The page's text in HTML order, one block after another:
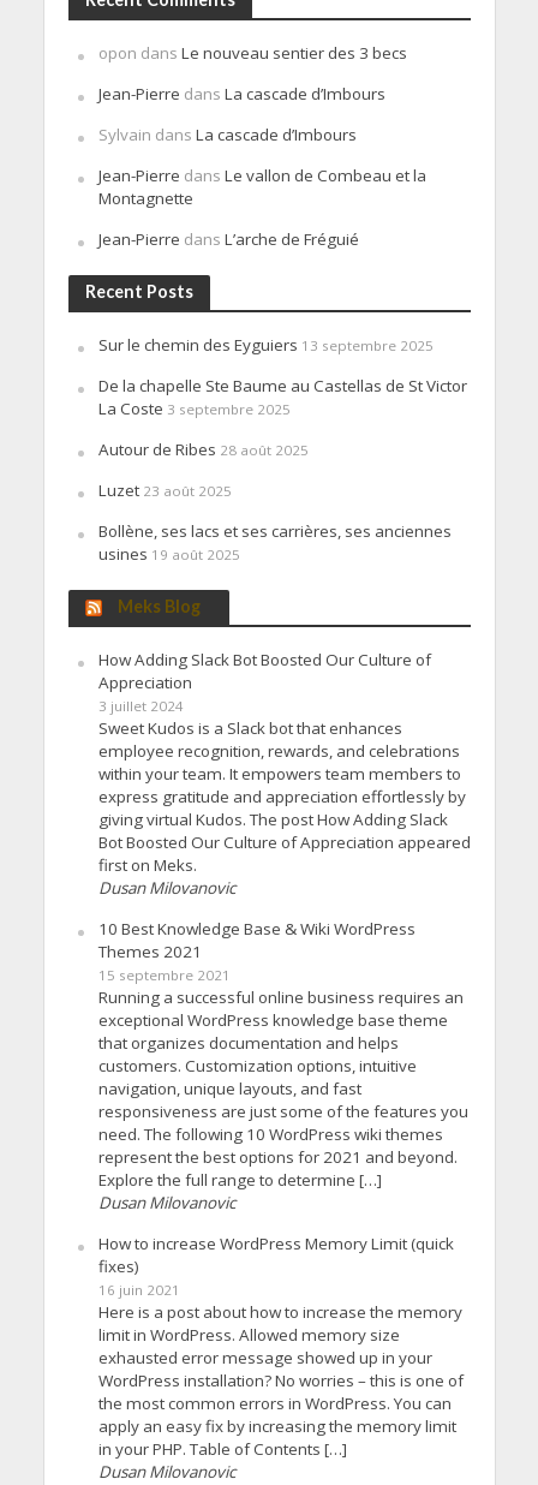
opon dans Le nouveau sentier des 3 becs
Jean-Pierre dans La cascade d’Imbours
Sylvain dans La cascade d’Imbours
Jean-Pierre dans Le vallon de Combeau et la
Montagnette
Jean-Pierre dans L’arche de Fréguié
Recent Posts
Sur le chemin des Eyguiers 13 septembre 2025
De la chapelle Ste Baume au Castellas de St Victor
La Coste 3 septembre 2025
Autour de Ribes 28 août 2025
Luzet 23 août 2025
Bollène, ses lacs et ses carrières, ses anciennes
usines 19 août 2025
Meks Blog
How Adding Slack Bot Boosted Our Culture of
Appreciation
3 juillet 2024
Sweet Kudos is a Slack bot that enhances
employee recognition, rewards, and celebrations
within your team. It empowers team members to
express gratitude and appreciation effortlessly by
giving virtual Kudos. The post How Adding Slack
Bot Boosted Our Culture of Appreciation appeared
first on Meks.
Dusan Milovanovic
10 Best Knowledge Base & Wiki WordPress
Themes 2021
15 septembre 2021
Running a successful online business requires an
exceptional WordPress knowledge base theme
that organizes documentation and helps
customers. Customization options, intuitive
navigation, unique layouts, and fast
responsiveness are just some of the features you
need. The following 10 WordPress wiki themes
represent the best options for 2021 and beyond.
Explore the full range to determine […]
Dusan Milovanovic
How to increase WordPress Memory Limit (quick
fixes)
16 juin 2021
Here is a post about how to increase the memory
limit in WordPress. Allowed memory size
exhausted error message showed up in your
WordPress installation? No worries – this is one of
the most common errors in WordPress. You can
apply an easy fix by increasing the memory limit
in your PHP. Table of Contents […]
Dusan Milovanovic